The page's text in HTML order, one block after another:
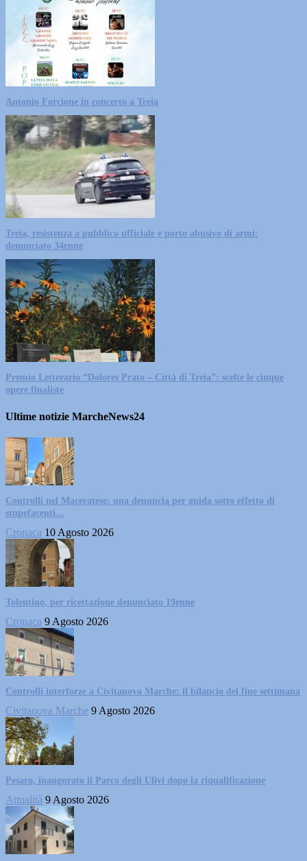
Antonio Forcione in concerto a Treia
Treia, resistenza a pubblico ufficiale e porto abusivo di armi:
denunciato 34enne
Premio Letterario “Dolores Prato – Città di Treia”: scelte le cinque
opere finaliste
Ultime notizie MarcheNews24
Controlli nel Maceratese: una denuncia per guida sotto effetto di
stupefacenti...
Cronaca 10 Agosto 2026
Tolentino, per ricettazione denunciato 19enne
Cronaca 9 Agosto 2026
Controlli interforze a Civitanova Marche: il bilancio del fine settimana
Civitanova Marche 9 Agosto 2026
Pesaro, inaugurato il Parco degli Ulivi dopo la riqualificazione
Attualità 9 Agosto 2026